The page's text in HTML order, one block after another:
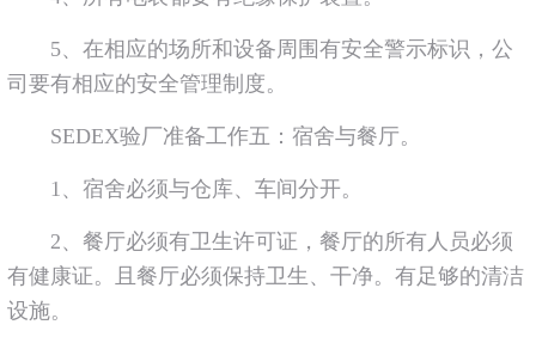
5、在相应的场所和设备周围有安全警示标识，公
司要有相应的安全管理制度。
SEDEX验厂准备工作五：宿舍与餐厅。
1、宿舍必须与仓库、车间分开。
2、餐厅必须有卫生许可证，餐厅的所有人员必须
有健康证。且餐厅必须保持卫生、干净。有足够的清洁
设施。